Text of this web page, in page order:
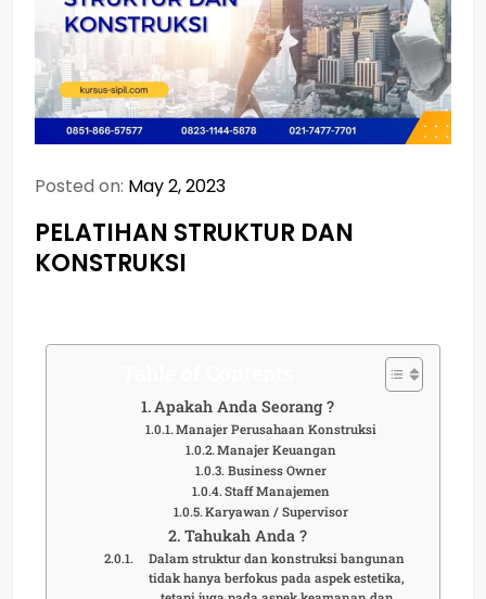
Posted on: May 2, 2023
PELATIHAN STRUKTUR DAN
KONSTRUKSI
Apakah Anda Seorang ?
Manajer Perusahaan Konstruksi
Manajer Keuangan
Business Owner
Staff Manajemen
Karyawan / Supervisor
Tahukah Anda ?
Dalam struktur dan konstruksi bangunan
tidak hanya berfokus pada aspek estetika,